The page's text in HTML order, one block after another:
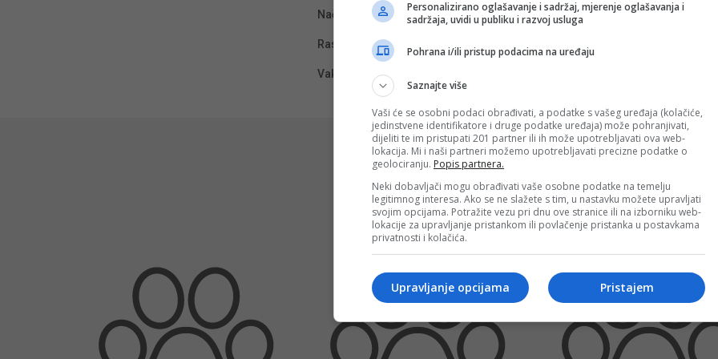
Način plaćanja : Po dogovoru
Rasa :
Vakcinisan :
ay, Array,
rray, Array,
Leave a Reply
Your email address will not be published. Required fields are marked*
Save my name, email, and website in this browser for the next time I comment.
Slični oglasi
Personalizirano oglašavanje i sadržaj, mjerenje oglašavanja i
sadržaja, uvidi u publiku i razvoj usluga
Pohrana i/ili pristup podacima na uređaju
Saznajte više
Vaši će se osobni podaci obrađivati, a podatke s vašeg uređaja (kolačiće,
jedinstvene identifikatore i druge podatke uređaja) može pohranjivati,
dijeliti te im pristupati 201 partner ili ih može upotrebljavati ova web-
lokacija. Mi i naši partneri možemo upotrebljavati precizne podatke o
geolociranju. Popis partnera.
Neki dobavljači mogu obrađivati vaše osobne podatke na temelju
legitimnog interesa. Ako se ne slažete s tim, u nastavku možete upravljati
svojim opcijama. Potražite vezu pri dnu ove stranice ili na izborniku web-
lokacije za upravljanje pristankom ili povlačenje pristanka u postavkama
privatnosti i kolačića.
Pristajem
Upravljanje opcijama